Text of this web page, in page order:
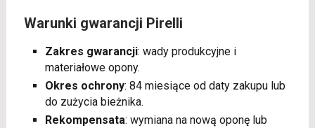
Warunki gwarancji Pirelli
Zakres gwarancji: wady produkcyjne i
materiałowe opony.
Okres ochrony: 84 miesiące od daty zakupu lub
do zużycia bieżnika.
Rekompensata: wymiana na nową oponę lub